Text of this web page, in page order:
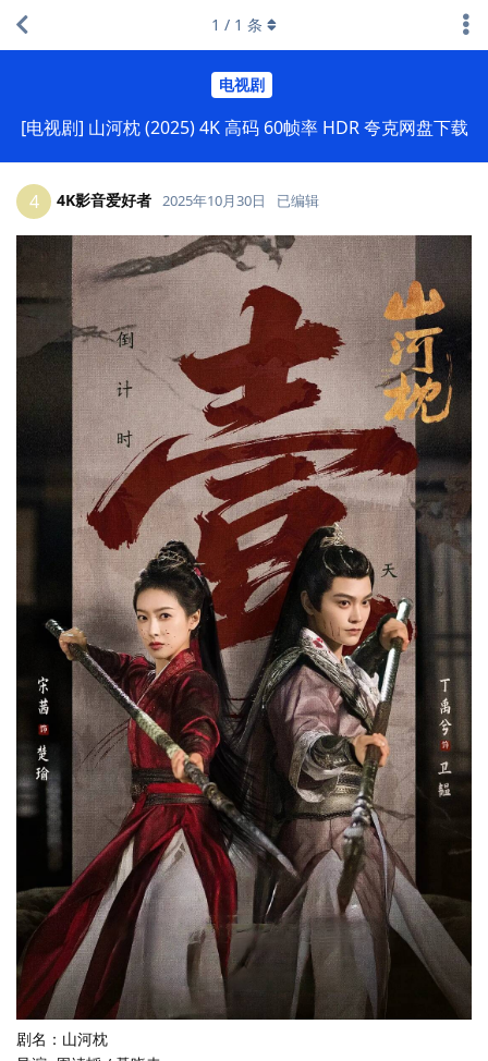
电视剧
[电视剧] 山河枕 (2025) 4K 高码 60帧率 HDR 夸克网盘下载
1 / 1 条
4 4K影音爱好者 2025年10月30日 已编辑
剧名：山河枕